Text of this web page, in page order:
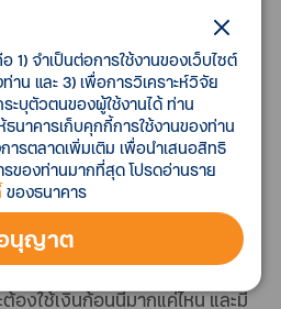
น่ใจว่าประวัติเครดิตบูโรของคุณ
างชำระนานเกินกำหนด
ยเกินไป
งินฉุกเฉินให้ถามตัวเองทุกครั้ง
องใช้เงินก้อนนี้มากแค่ไหน และมี
1) จำเป็นต่อการใช้งานของเว็บไซต์
น และ 3) เพื่อการวิเคราะห์วิจัย
ะบุตัวตนของผู้ใช้งานได้ ท่าน
นาคารเก็บคุกกี้การใช้งานของท่าน
ารตลาดเพิ่มเติม เพื่อนำเสนอสิทธิ
ของท่านมากที่สุด โปรดอ่านราย
ของธนาคาร
นุญาต